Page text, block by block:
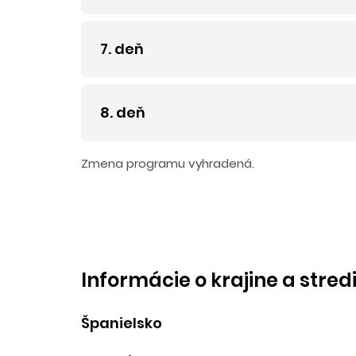
7. deň
8. deň
Zmena programu vyhradená.
Informácie o krajine a
Španielsko